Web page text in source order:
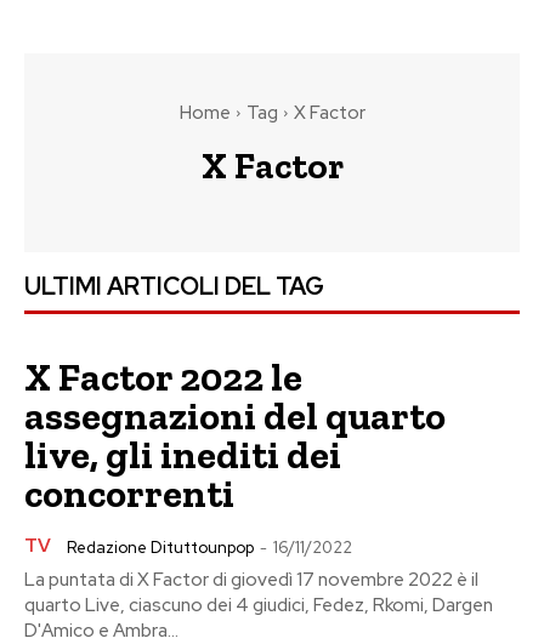
Home Tag X Factor
X Factor
ULTIMI ARTICOLI DEL TAG
X Factor 2022 le
assegnazioni del quarto
live, gli inediti dei
concorrenti
TV Redazione Dituttounpop - 16/11/2022
La puntata di X Factor di giovedì 17 novembre 2022 è il
quarto Live, ciascuno dei 4 giudici, Fedez, Rkomi, Dargen
D'Amico e Ambra...